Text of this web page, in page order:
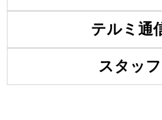
テルミ通
スタッ